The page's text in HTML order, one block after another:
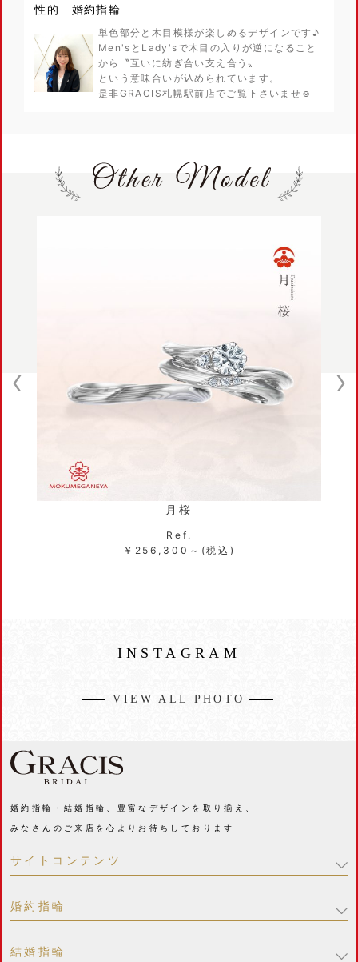
性的 婚約指輪
単色部分と木目模様が楽しめるデザインです♪
Men'sとLady'sで木目の入りが逆になること
から〝互いに紡ぎ合い支え合う〟
という意味合いが込められています。
是非GRACIS札幌駅前店でご覧下さいませ☺
月桜
Ref.
￥256,300～(税込)
INSTAGRAM
VIEW ALL PHOTO
婚約指輪・結婚指輪、豊富なデザインを取り揃え、
みなさんのご来店を心よりお待ちしております
サイトコンテンツ
婚約指輪
結婚指輪